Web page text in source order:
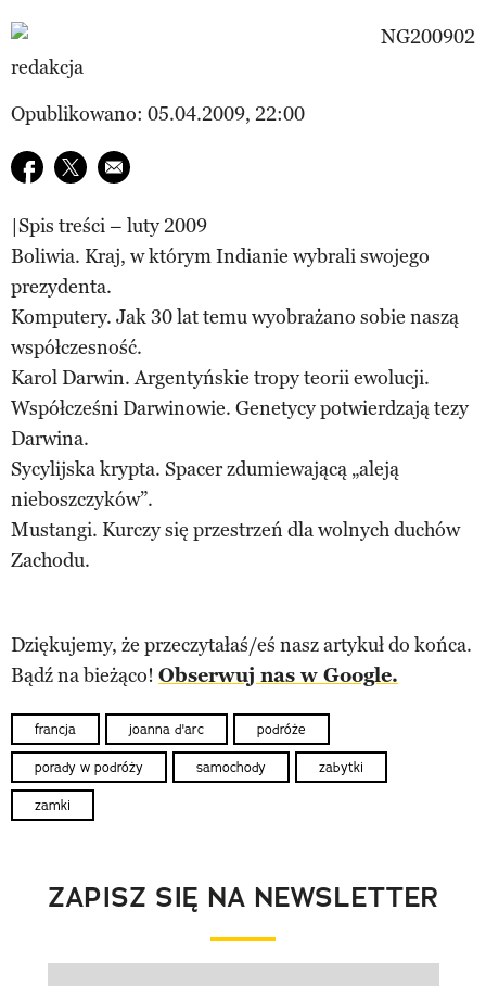
redakcja
Opublikowano: 05.04.2009, 22:00
Udostępnij na facebook
Udostępnij na twitter
E-mail do przyjaciela
|Spis treści – luty 2009
Boliwia. Kraj, w którym Indianie wybrali swojego
prezydenta.
Komputery. Jak 30 lat temu wyobrażano sobie naszą
współczesność.
Karol Darwin. Argentyńskie tropy teorii ewolucji.
Współcześni Darwinowie. Genetycy potwierdzają tezy
Darwina.
Sycylijska krypta. Spacer zdumiewającą „aleją
nieboszczyków”.
Mustangi. Kurczy się przestrzeń dla wolnych duchów
Zachodu.
Dziękujemy, że przeczytałaś/eś nasz artykuł do końca.
Bądź na bieżąco! Obserwuj nas w Google.
francja joanna d'arc podróże
porady w podróży samochody zabytki
zamki
ZAPISZ SIĘ NA NEWSLETTER